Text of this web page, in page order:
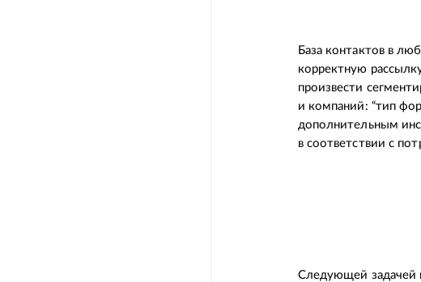
База контактов в
корректную
произвести
и компаний: “тип
дополнительным
в соответствии с
Следующей задачей